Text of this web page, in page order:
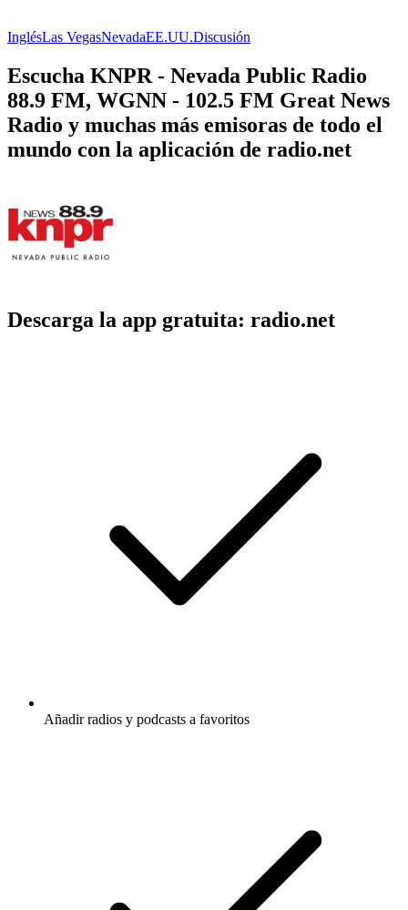
InglésLas VegasNevadaEE.UU.Discusión
Escucha KNPR - Nevada Public Radio
88.9 FM, WGNN - 102.5 FM Great News
Radio y muchas más emisoras de todo el
mundo con la aplicación de radio.net
Descarga la app gratuita: radio.net
Añadir radios y podcasts a favoritos